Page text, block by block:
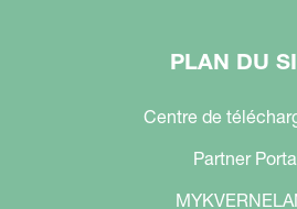
PLAN DU
Centre de
Partner